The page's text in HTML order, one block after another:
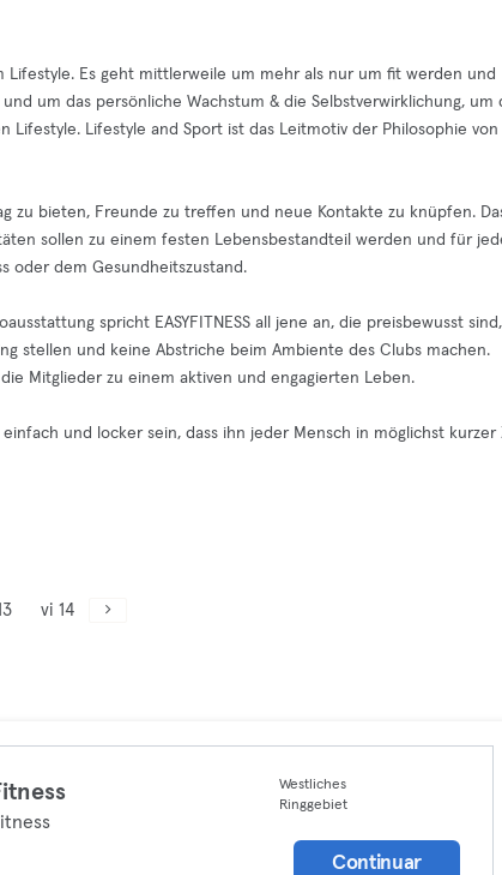
Es geht mittlerweile um mehr als nur um fit werden und
um das persönliche Wachstum & die Selbstverwirklichung, um
Lifestyle. Lifestyle and Sport ist das Leitmotiv der Philosophie von
zu bieten, Freunde zu treffen und neue Kontakte zu knüpfen.
sollen zu einem festen Lebensbestandteil werden und für
oder dem Gesundheitszustand.
spricht EASYFITNESS all jene an, die preisbewusst sind,
stellen und keine Abstriche beim Ambiente des Clubs machen.
die Mitglieder zu einem aktiven und engagierten Leben.
einfach und locker sein, dass ihn jeder Mensch in möglichst kurzer
vi 14
Westliches
Ringgebiet
Continuar